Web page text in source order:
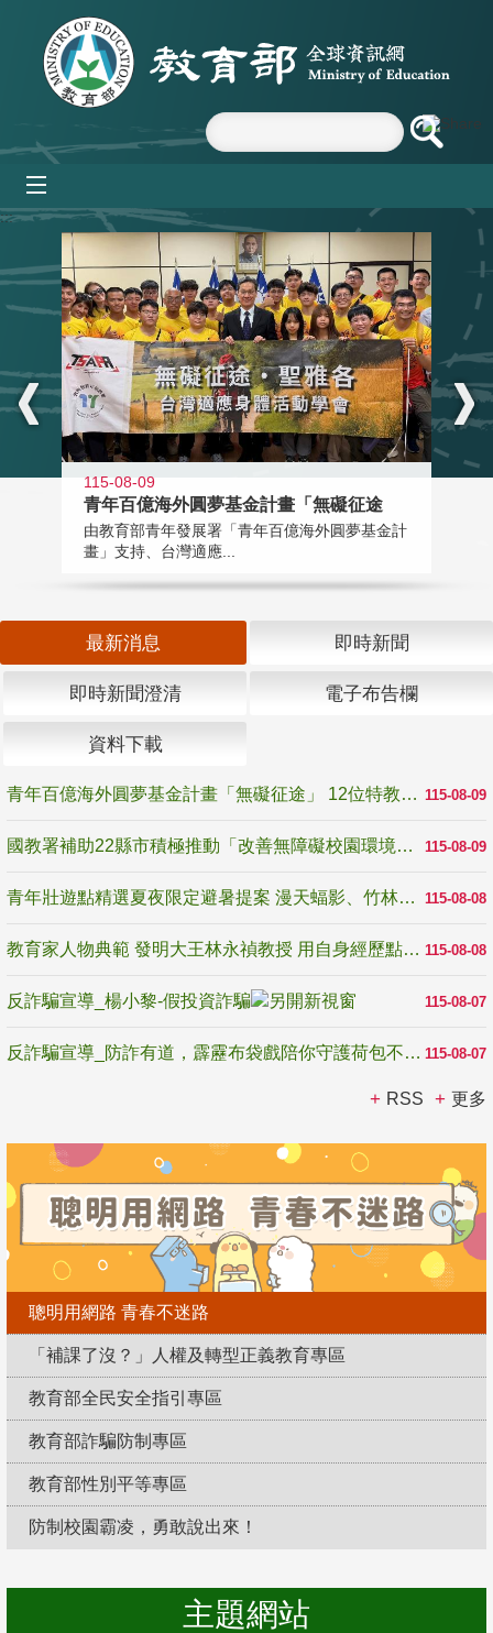
跳到主要內容區塊
:::
115-08-09
青年百億海外圓夢基金計畫「無礙征途
由教育部青年發展署「青年百億海外圓夢基金計
畫」支持、台灣適應...
最新消息 即時新聞
即時新聞澄清 電子布告欄
資料下載
115-08-09
青年百億海外圓夢基金計畫「無礙征途」 12位特教與弱勢青年勇闖西班牙 跨越感官限制見證生命蛻變
115-08-09
國教署補助22縣市積極推動「改善無障礙校園環境計畫」 打造友善、安全、無礙學習空間
115-08-08
青年壯遊點精選夏夜限定避暑提案 漫天蝠影、竹林尋蛙、茶香夜觀 邀青年暮色出發
115-08-08
教育家人物典範 發明大王林永禎教授 用自身經歷點亮學生的路
115-08-07
反詐騙宣導_楊小黎-假投資詐騙
115-08-07
反詐騙宣導_防詐有道，霹靂布袋戲陪你守護荷包不受騙
RSS 更多
聰明用網路 青春不迷路
「補課了沒？」人權及轉型正義教育專區
教育部全民安全指引專區
教育部詐騙防制專區
教育部性別平等專區
防制校園霸凌，勇敢說出來！
主題網站